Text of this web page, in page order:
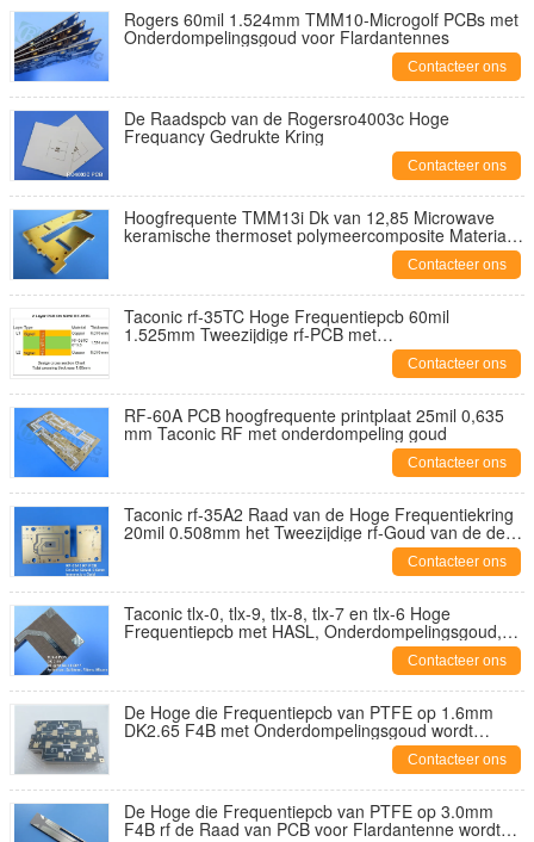
Rogers 60mil 1.524mm TMM10-Microgolf PCBs met
Onderdompelingsgoud voor Flardantennes
Contacteer ons
De Raadspcb van de Rogersro4003c Hoge
Frequancy Gedrukte Kring
Contacteer ons
Hoogfrequente TMM13i Dk van 12,85 Microwave
keramische thermoset polymeercomposite Materiaal
Contacteer ons
Taconic rf-35TC Hoge Frequentiepcb 60mil
1.525mm Tweezijdige rf-PCB met
Contacteer ons
RF-60A PCB hoogfrequente printplaat 25mil 0,635
mm Taconic RF met onderdompeling goud
Contacteer ons
Taconic rf-35A2 Raad van de Hoge Frequentiekring
20mil 0.508mm het Tweezijdige rf-Goud van de de
Contacteer ons
Taconic tlx-0, tlx-9, tlx-8, tlx-7 en tlx-6 Hoge
Frequentiepcb met HASL, Onderdompelingsgoud,
Contacteer ons
De Hoge die Frequentiepcb van PTFE op 1.6mm
DK2.65 F4B met Onderdompelingsgoud wordt
Contacteer ons
De Hoge die Frequentiepcb van PTFE op 3.0mm
F4B rf de Raad van PCB voor Flardantenne wordt